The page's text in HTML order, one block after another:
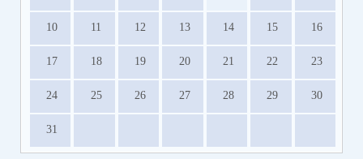
10 11 12 13 14 15 16
17 18 19 20 21 22 23
24 25 26 27 28 29 30
31